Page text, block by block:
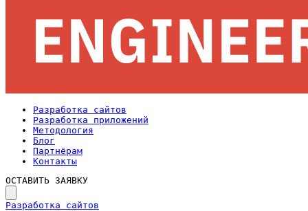
Разработка сайтов
Разработка приложений
Методология
Блог
Партнёрам
Контакты
ОСТАВИТЬ ЗАЯВКУ
Разработка сайтов